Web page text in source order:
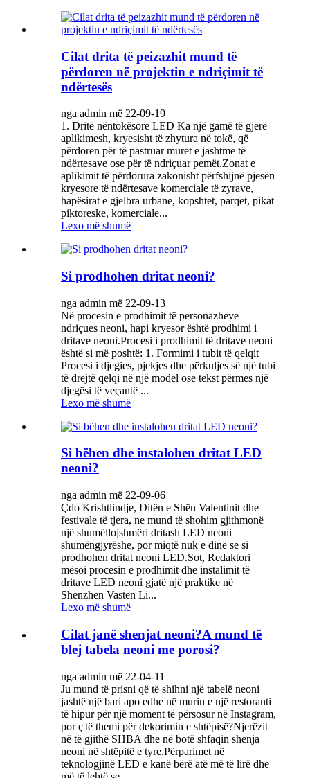
Cilat drita të peizazhit mund të
përdoren në projektin e ndriçimit të
ndërtesës
nga admin më 22-09-19
1. Dritë nëntokësore LED Ka një gamë të gjerë
aplikimesh, kryesisht të zhytura në tokë, që
përdoren për të pastruar muret e jashtme të
ndërtesave ose për të ndriçuar pemët.Zonat e
aplikimit të përdorura zakonisht përfshijnë pjesën
kryesore të ndërtesave komerciale të zyrave,
hapësirat e gjelbra urbane, kopshtet, parqet, pikat
piktoreske, komerciale...
Lexo më shumë
Si prodhohen dritat neoni?
nga admin më 22-09-13
Në procesin e prodhimit të personazheve
ndriçues neoni, hapi kryesor është prodhimi i
dritave neoni.Procesi i prodhimit të dritave neoni
është si më poshtë: 1. Formimi i tubit të qelqit
Procesi i djegies, pjekjes dhe përkuljes së një tubi
të drejtë qelqi në një model ose tekst përmes një
djegësi të veçantë ...
Lexo më shumë
Si bëhen dhe instalohen dritat LED
neoni?
nga admin më 22-09-06
Çdo Krishtlindje, Ditën e Shën Valentinit dhe
festivale të tjera, ne mund të shohim gjithmonë
një shumëllojshmëri dritash LED neoni
shumëngjyrëshe, por miqtë nuk e dinë se si
prodhohen dritat neoni LED.Sot, Redaktori
mësoi procesin e prodhimit dhe instalimit të
dritave LED neoni gjatë një praktike në
Shenzhen Vasten Li...
Lexo më shumë
Cilat janë shenjat neoni?A mund të
blej tabela neoni me porosi?
nga admin më 22-04-11
Ju mund të prisni që të shihni një tabelë neoni
jashtë një bari apo edhe në murin e një restoranti
të hipur për një moment të përsosur në Instagram,
por ç'të themi për dekorimin e shtëpisë?Njerëzit
në të gjithë SHBA dhe në botë shfaqin shenja
neoni në shtëpitë e tyre.Përparimet në
teknologjinë LED e kanë bërë atë më të lirë dhe